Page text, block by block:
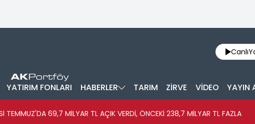
Canlı
YATIRIM FONLARI HABERLER TARIM ZİRVE VİDEO YAYIN
TEMMUZ'DA 69,7 MİLYAR TL AÇIK VERDİ, ÖNCEKİ 238,7 MİLYAR TL FAZLA